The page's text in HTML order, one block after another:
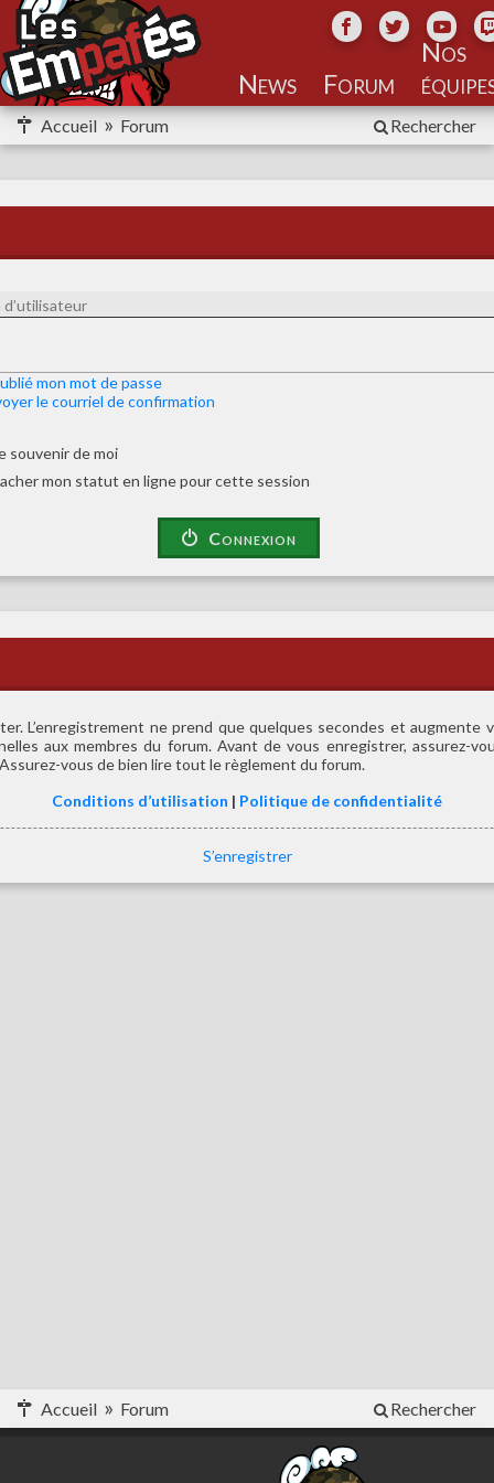
Nos
Accueil Forum Rechercher
mon mot de passe
le courriel de confirmation
souvenir de moi
mon statut en ligne pour cette session
Connexion
L’enregistrement ne prend que quelques secondes et augmente
aux membres du forum. Avant de vous enregistrer, assurez-
vous de bien lire tout le règlement du forum.
Conditions d’utilisation | Politique de confidentialité
S’enregistrer
Accueil Forum Rechercher